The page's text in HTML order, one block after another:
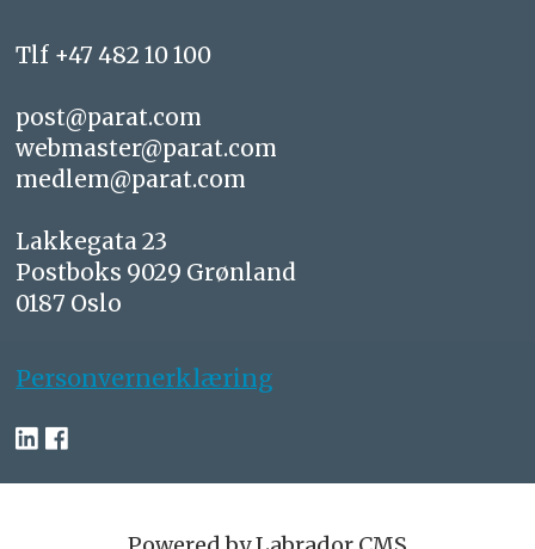
Tlf +47 482 10 100
post@parat.com
webmaster@parat.com
medlem@parat.com
Lakkegata 23
Postboks 9029 Grønland
0187 Oslo
Personvernerklæring